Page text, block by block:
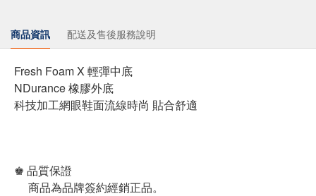
商品資訊 配送及售後服務說明
Fresh Foam X 輕彈中底
NDurance 橡膠外底
科技加工網眼鞋面流線時尚 貼合舒適
♚ 品質保證
商品為品牌簽約經銷正品。